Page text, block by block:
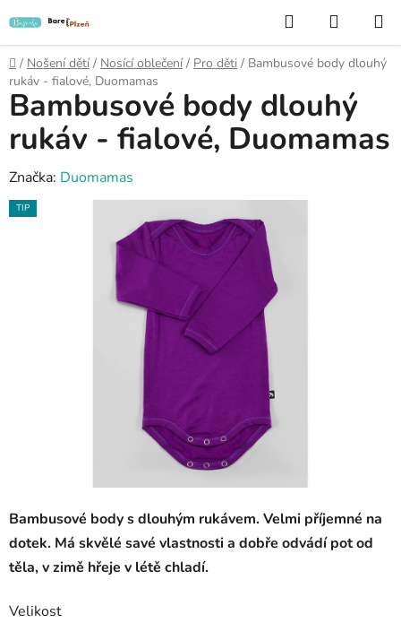
na
obsah
Hledat
KOŠÍK
Domů
/ Nošení dětí / Nosící oblečení / Pro děti / Bambusové body dlouhý
rukáv - fialové, Duomamas
Bambusové body s dlouhým rukávem. Velmi příjemné na
dotek. Má skvělé savé vlastnosti a dobře odvádí pot od
těla, v zimě hřeje v létě chladí.
Velikost
Bambusové body dlouhý
rukáv - fialové, Duomamas
Značka: Duomamas
TIP